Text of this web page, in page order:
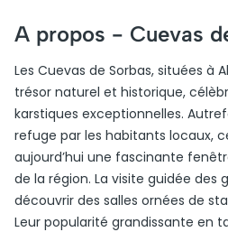
A propos - Cuevas
Les Cuevas de Sorbas, situées à
trésor naturel et historique,
karstiques exceptionnelles.
refuge par les habitants locaux,
aujourd’hui une fascinante
de la région. La visite guidée des
découvrir des salles ornées de
Leur popularité grandissante en